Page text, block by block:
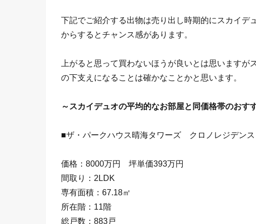
下記でご紹介する出物は売り出し時期的にスカイデ
からするとチャンス感があります。
上がると思って買わないほうが良いとは思います
の下支えになることは確かなことかと思います。
～スカイデュオの平均的なお部屋と同価格帯のおす
■ザ・パークハウス晴海タワーズ クロノレジデンス
価格：8000万円 坪単価393万円
間取り：2LDK
専有面積：67.18㎡
所在階：11階
総戸数：883戸